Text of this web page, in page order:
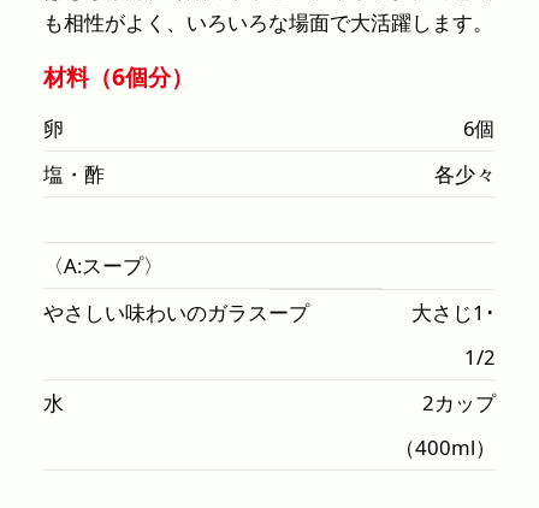
も相性がよく、いろいろな場面で大活躍します。
材料（6個分）
卵
6個
塩・酢
各少々
〈A:スープ〉
やさしい味わいのガラスープ
大さじ1･
1/2
水
2カップ
（400ml）